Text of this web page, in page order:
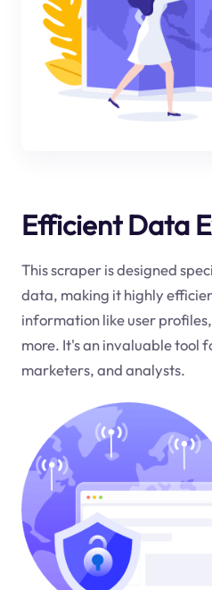
Efficient Data
This scraper is designed
data, making it highly
information like user
more. It's an invaluable tool
marketers, and analysts.